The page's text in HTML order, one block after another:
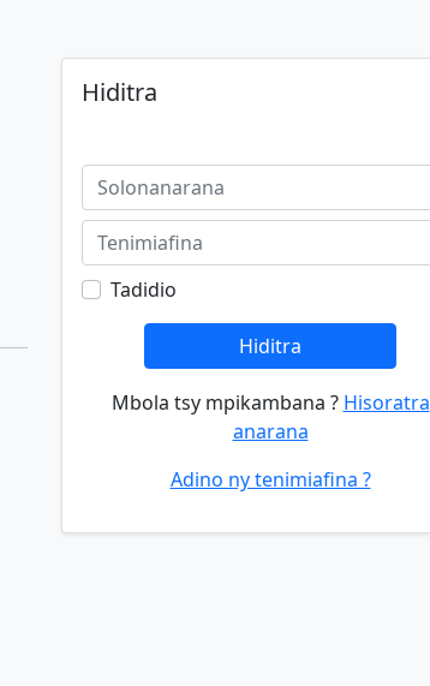
Hiditra
Tadidio
Hiditra
Mbola tsy mpikambana ? Hisoratra
anarana
Adino ny tenimiafina ?